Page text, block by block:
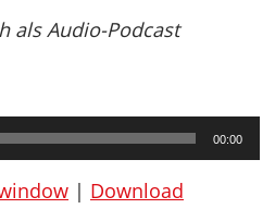
als Audio-Podcast
00:00
| Download